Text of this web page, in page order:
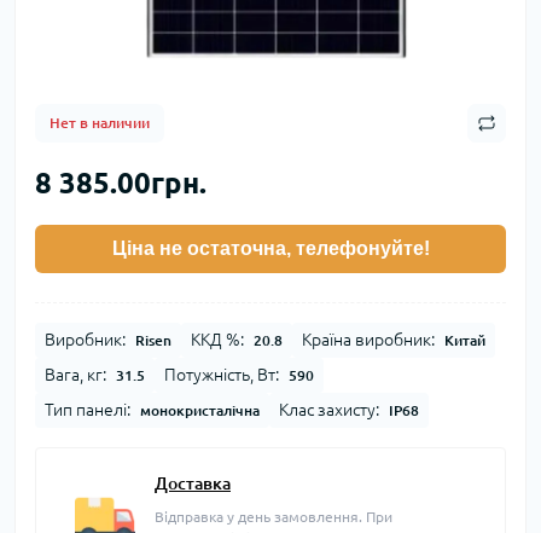
Нет в наличии
8 385.00грн.
Ціна не остаточна, телефонуйте!
Виробник: Risen ККД %: 20.8 Країна виробник: Китай
Вага, кг: 31.5 Потужність, Вт: 590
Тип панелі: монокристалічна Клас захисту: IP68
Доставка
Відправка у день замовлення. При